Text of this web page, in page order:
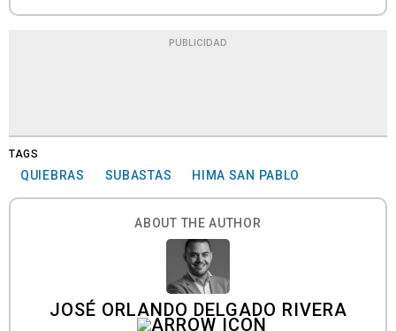
PUBLICIDAD
TAGS
QUIEBRAS SUBASTAS HIMA SAN PABLO
ABOUT THE AUTHOR
JOSÉ ORLANDO DELGADO RIVERA